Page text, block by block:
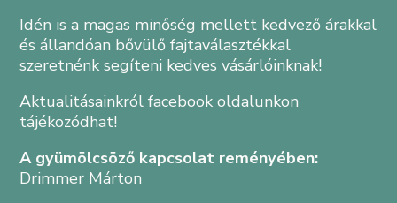
Idén is a magas minőség mellett kedvező árakkal
és állandóan bővülő fajtaválasztékkal
szeretnénk segíteni kedves vásárlóinknak!
Aktualitásainkról facebook oldalunkon
tájékozódhat!
A gyümölcsöző kapcsolat reményében:
Drimmer Márton